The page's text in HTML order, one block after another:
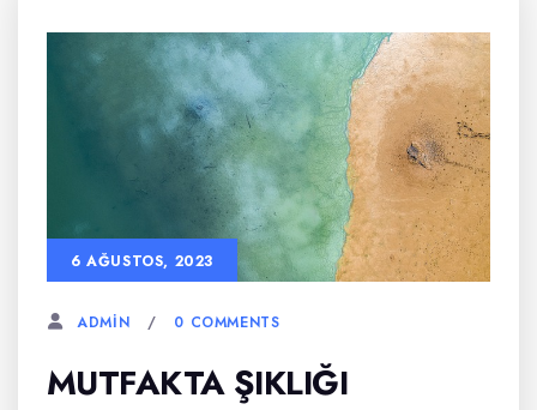
6 AĞUSTOS, 2023
ADMIN 0 COMMENTS
MUTFAKTA ŞIKLIĞI